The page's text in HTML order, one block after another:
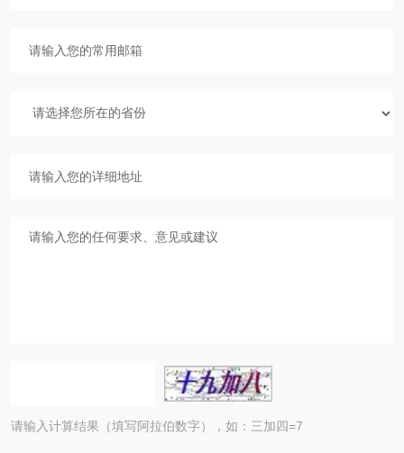
请输入计算结果（填写阿拉伯数字），如：三加四=7